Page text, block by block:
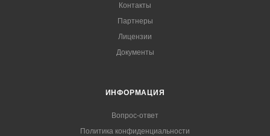
Контакты
Партнеры
Лицензии
Документы
ИНФОРМАЦИЯ
Вопрос-ответ
Политика конфиденциальности